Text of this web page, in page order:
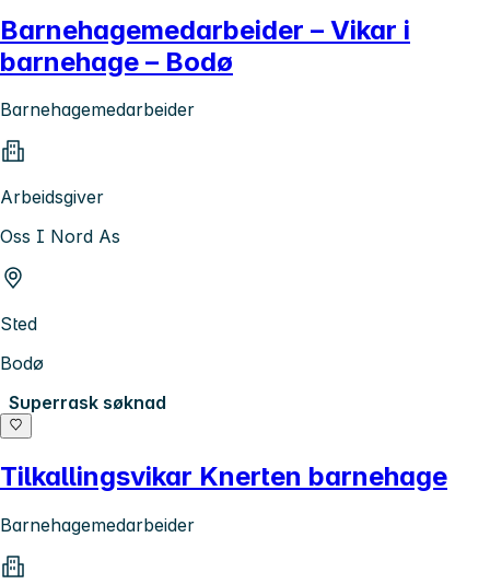
Barnehagemedarbeider – Vikar i
barnehage – Bodø
Barnehagemedarbeider
Arbeidsgiver
Oss I Nord As
Sted
Bodø
Superrask søknad
Tilkallingsvikar Knerten barnehage
Barnehagemedarbeider